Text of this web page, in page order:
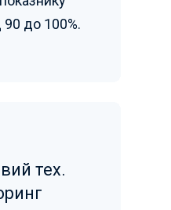
90 до 100%.
тех.